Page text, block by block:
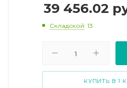
39 456.02
Складской: 13
КУПИТЬ В 1